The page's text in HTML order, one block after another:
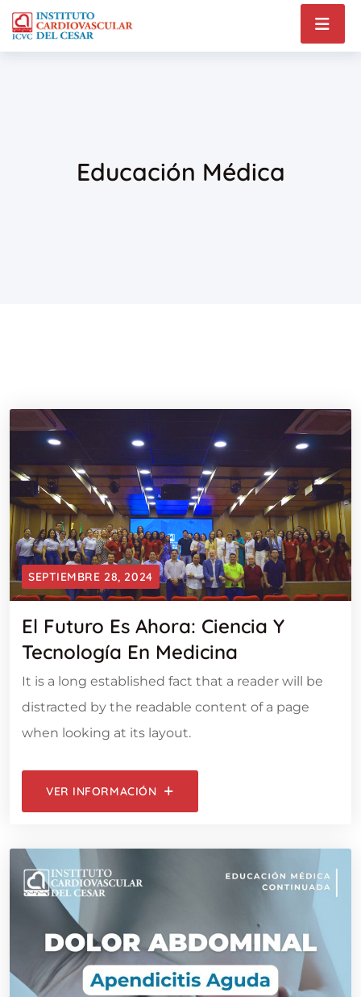
Educación Médica
SEPTIEMBRE 28, 2024
El Futuro Es Ahora: Ciencia Y
Tecnología En Medicina
It is a long established fact that a reader will be
distracted by the readable content of a page
when looking at its layout.
VER INFORMACIÓN